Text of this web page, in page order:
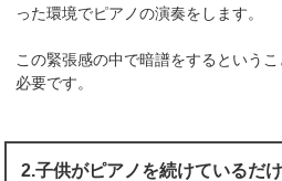
った環境でピアノの演奏をします。
この緊張感の中で暗譜をするという
必要です。
2.子供がピアノを続けているだ